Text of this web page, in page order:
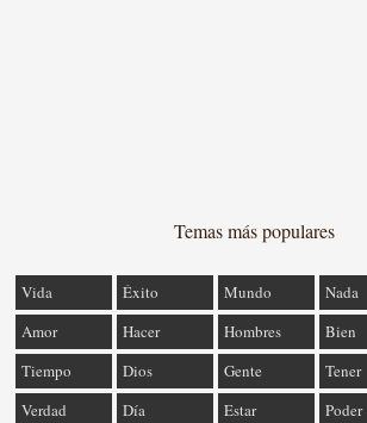
Temas más populares
Vida Éxito Mundo
Nada
Amor
Hacer Hombres
Bien
Tiempo
Dios Gente
Tener
Verdad
Día Estar Poder